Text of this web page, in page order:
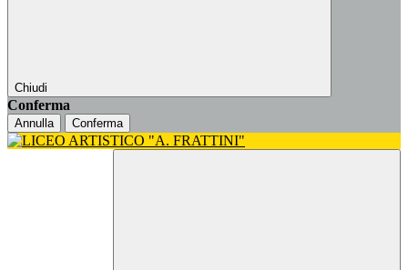
Chiudi
Conferma
Annulla Conferma